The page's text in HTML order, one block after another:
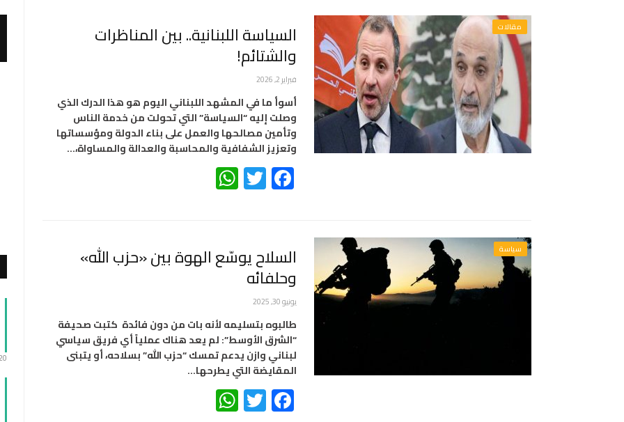
مقالات السياسة اللبنانية.. بين المناظرات
والشتائم!
فبراير 2, 2026
أسوأ ما في المشهد اللبناني اليوم هو هذا الدرك الذي
وصلت إليه “السياسة” التي تحولت من خدمة الناس
وتأمين مصالحها والعمل على بناء الدولة ومؤسساتها
وتعزيز الشفافية والمحاسبة والعدالة والمساواة،…
Facebook
Twitter
سياسة السلاح يوسّع الهوة بين «حزب الله»
وحلفائه
يونيو 30, 2025
طالبوه بتسليمه لأنه بات من دون فائدة كتبت صحيفة
“الشرق الأوسط”: لم يعد هناك عملياً أي فريق سياسي
لبناني وازن يدعم تمسك “حزب الله” بسلاحه، أو يتبنى
المقايضة التي يطرحها…
Facebook
Twitter